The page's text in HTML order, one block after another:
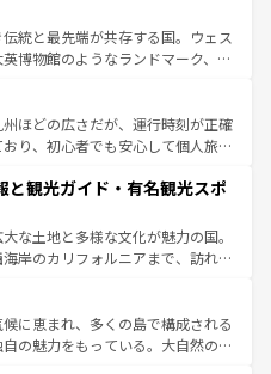
地であるランス、プロヴァンスの
ど、多彩な楽しみ方が可能だ。さ
も魅力が溢れており、どの街角に
れぞれで全く異なる文化を体験で
なお、新着のフランス情報はコンテンツ一覧
を歩いても飽きることがない。ベ
イエルン州のアルプスの絶景、そ
ン畑といった風景は必見。ビール
してほしい。 なお、新着の
ツ一覧を参照してほしい。
統と最先端が共存する国。ウェス
博物館のようなランドマーク、歴
ある。また、優雅なアフタヌーン
たまらない英国パブ、サッカー観
できる体験も豊富。イギリスを旅
い。
ほどの広さだが、運行時刻が正確
り、初心者でも安心して個人旅行
や、スイスならではのユニークな
観光だけでなく町歩きも満喫する
得が高いため物価も高いが、旅行
サービスもあり、うまく活用すれ
と観光ガイド・有名観光スポ
な土地と多様な文化が魅力の国。
岸のカリフォルニアまで、訪れる
光、ショッピング、エンターテイ
的なスポットだ。一方、アメリカ
、グランドキャニオンやイエロー
に恵まれ、多くの島で構成される
の魅力をもっている。大自然の神